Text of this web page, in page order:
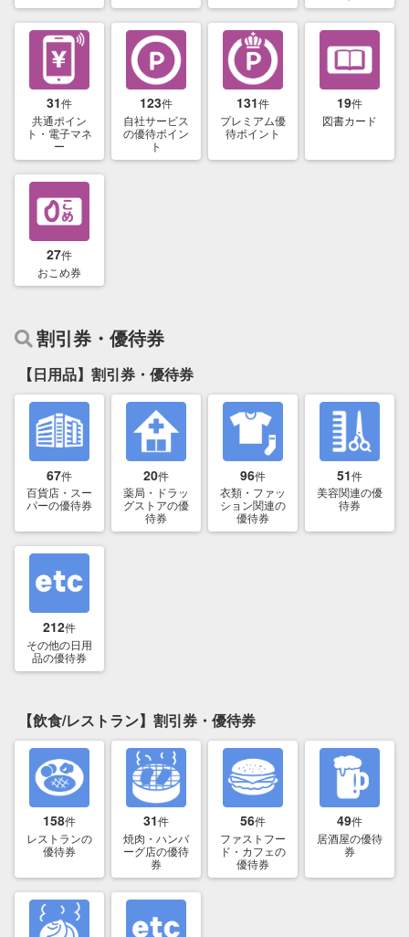
31件
共通ポイン
ト・電子マネ
ー
123件
自社サービス
の優待ポイン
ト
131件
プレミアム優
待ポイント
19件
図書カード
27件
おこめ券
割引券・優待券
【日用品】割引券・優待券
67件
百貨店・スー
パーの優待券
20件
薬局・ドラッ
グストアの優
待券
96件
衣類・ファッ
ション関連の
優待券
51件
美容関連の優
待券
212件
その他の日用
品の優待券
【飲食/レストラン】割引券・優待券
158件
レストランの
優待券
31件
焼肉・ハンバ
ーグ店の優待
券
56件
ファストフー
ド・カフェの
優待券
49件
居酒屋の優待
券